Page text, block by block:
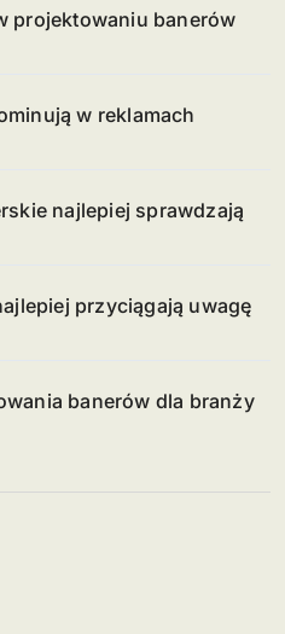
projektowaniu banerów
w reklamach
najlepiej sprawdzają
przyciągają uwagę
banerów dla branży